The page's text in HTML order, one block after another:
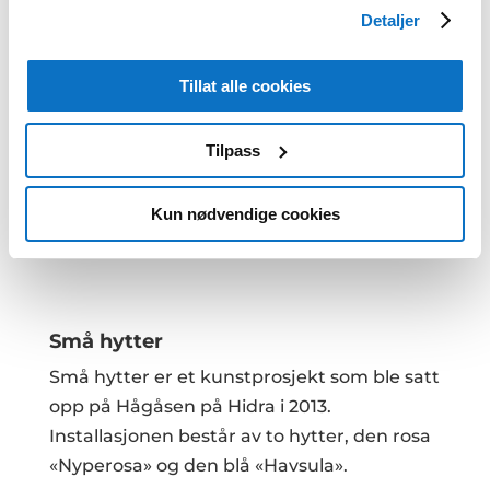
data behandles og hvordan du kan velge hvordan de skal
brukes. Du kan hele tiden endre eller trekke tilbake ditt
samtykke fra erklæringen om informasjonskapsler.
annonser et personlig preg, for å levere sosiale
mediefunksjoner og for å analysere trafikken vår.For
nærmere informasjon les om informasjonskapsler
her.
Detaljer
Tillat alle cookies
Tilpass
Kun nødvendige cookies
er muligheter for å leie kajakk og båt.
Mer informasjon på nettsiden til
Kongshamn Gjestgiveri.
Små hytter
Små hytter er et kunstprosjekt som ble satt
opp på Hågåsen på Hidra i 2013.
Installasjonen består av to hytter, den rosa
«Nyperosa» og den blå «Havsula».